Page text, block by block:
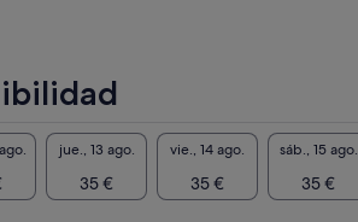
jue., 13 ago.
35 €
vie., 14 ago.
35 €
sáb., 15 ago.
35 €